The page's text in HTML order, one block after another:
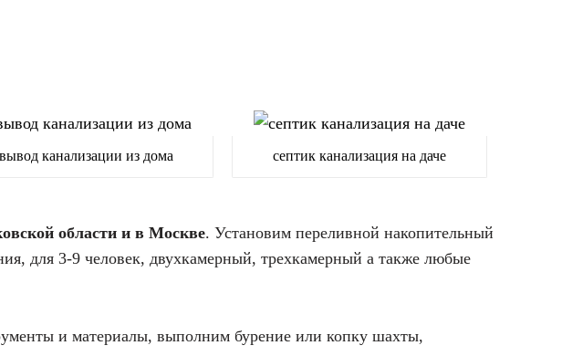
вывод канализации из дома септик канализация на даче
области и в Москве. Установим переливной накопительный
для 3-9 человек, двухкамерный, трехкамерный а также любые
и материалы, выполним бурение или копку шахты,